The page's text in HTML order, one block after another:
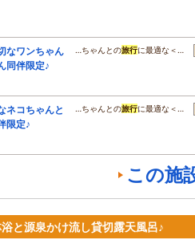
なワンちゃん
同伴限定♪
…ちゃんとの旅行に最適な＜…
ネコちゃんと
限定♪
…ちゃんとの旅行に最適な＜…
この施
と源泉かけ流し貸切露天風呂♪